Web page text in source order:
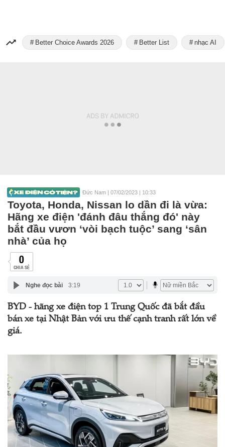
Better Choice Awards 2026 Better List nhạc AI
Đức Nam |07/02/2023 | 10:33
Toyota, Honda, Nissan lo dần đi là vừa:
Hãng xe điện 'đánh đâu thắng đó' này
bắt đầu vươn ‘vòi bạch tuộc’ sang ‘sân
nhà’ của họ
0
CHIA SẺ
Nghe đọc bài 3:19
BYD - hãng xe điện top 1 Trung Quốc đã bắt đầu
bán xe tại Nhật Bản với ưu thế cạnh tranh rất lớn về
giá.